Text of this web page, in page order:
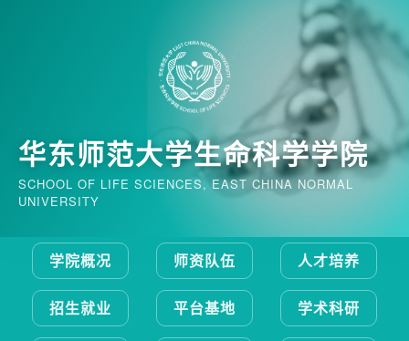
华东师范大学生命科学学院
SCHOOL OF LIFE SCIENCES, EAST CHINA NORMAL
UNIVERSITY
学院概况 师资队伍 人才培养
招生就业 平台基地 学术科研